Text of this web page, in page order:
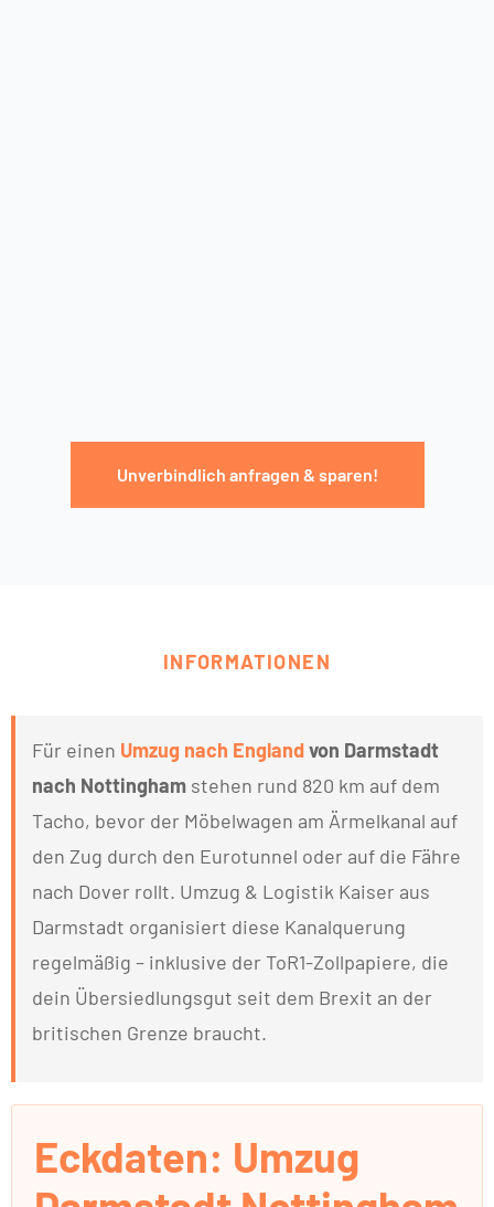
Unverbindlich anfragen & sparen!
INFORMATIONEN
Für einen Umzug nach Englandvon Darmstadt
nach Nottingham stehen rund 820 km auf dem
Tacho, bevor der Möbelwagen am Ärmelkanal auf
den Zug durch den Eurotunnel oder auf die Fähre
nach Dover rollt. Umzug & Logistik Kaiser aus
Darmstadt organisiert diese Kanalquerung
regelmäßig – inklusive der ToR1-Zollpapiere, die
dein Übersiedlungsgut seit dem Brexit an der
britischen Grenze braucht.
Eckdaten: Umzug